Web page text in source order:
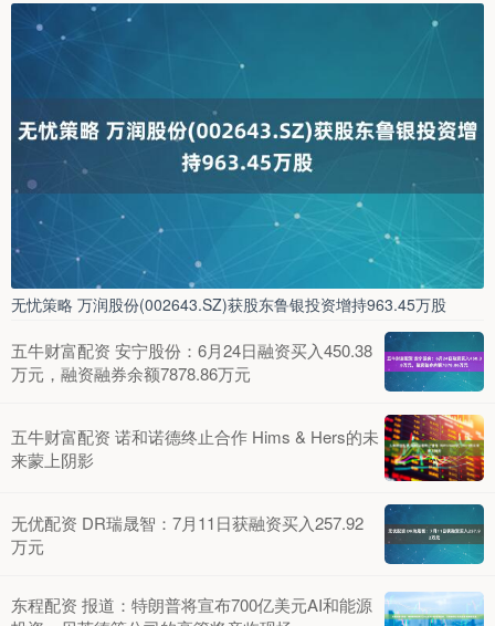
无忧策略 万润股份(002643.SZ)获股东鲁银投资增持963.45万股
五牛财富配资 安宁股份：6月24日融资买入450.38
万元，融资融券余额7878.86万元
五牛财富配资 诺和诺德终止合作 Hims & Hers的未
来蒙上阴影
无优配资 DR瑞晟智：7月11日获融资买入257.92
万元
东程配资 报道：特朗普将宣布700亿美元AI和能源